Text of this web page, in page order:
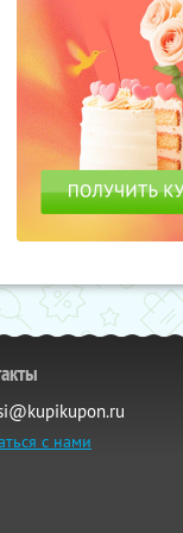
с нами